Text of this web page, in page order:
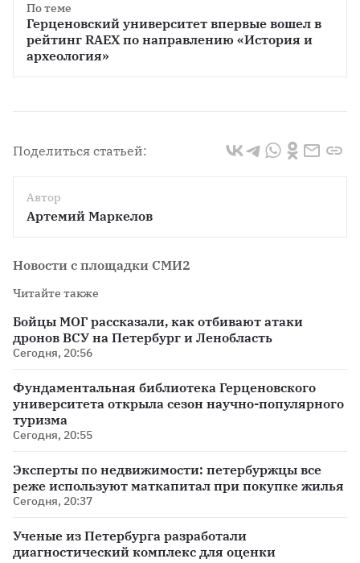
По теме
Герценовский университет впервые вошел в
рейтинг RAEX по направлению «История и
археология»
Поделиться статьей:
Автор
Артемий Маркелов
Новости с площадки СМИ2
Читайте также
Бойцы МОГ рассказали, как отбивают атаки
дронов ВСУ на Петербург и Ленобласть
Сегодня, 20:56
Фундаментальная библиотека Герценовского
университета открыла сезон научно-популярного
туризма
Сегодня, 20:55
Эксперты по недвижимости: петербуржцы все
реже используют маткапитал при покупке жилья
Сегодня, 20:37
Ученые из Петербурга разработали
диагностический комплекс для оценки